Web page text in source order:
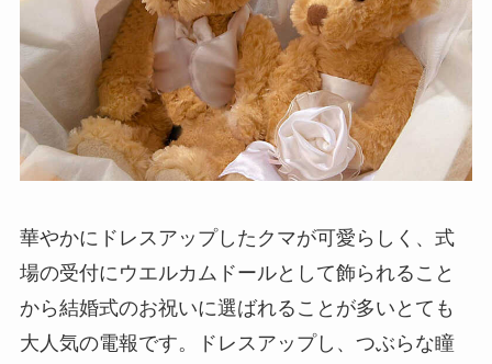
華やかにドレスアップしたクマが可愛らしく、式
場の受付にウエルカムドールとして飾られること
から結婚式のお祝いに選ばれることが多いとても
大人気の電報です。ドレスアップし、つぶらな瞳